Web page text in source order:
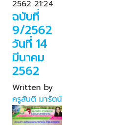
2562 21:24
ฉบับที่
9/2562
วันที่ 14
มีนาคม
2562
Written by
ครูสันติ มารัตน์